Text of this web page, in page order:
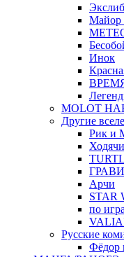
Майор
Инок
MOLOT
Другие
Рик и
Арчи
STAR
по
Русские
Фёдор